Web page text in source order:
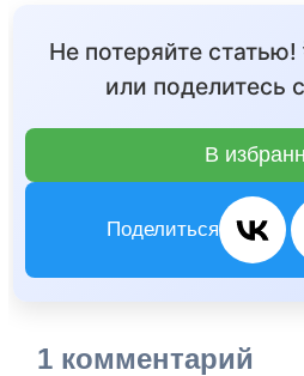
Не потеряйте
или поделитесь
В
Поделиться
1 комментарий